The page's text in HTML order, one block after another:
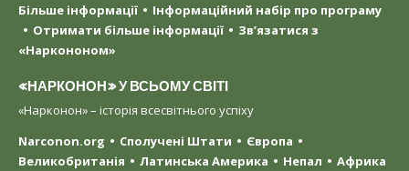
Більше інформації
Інформаційний набір про програму
Отримати більше інформації
Зв’язатися з
«Наркононом»
«НАРКОНОН» У ВСЬОМУ СВІТІ
«Нарконон» – історія всесвітнього успіху
Narconon.org
Сполучені Штати
Європа
Великобританія
Латинська Америка Непал Африка